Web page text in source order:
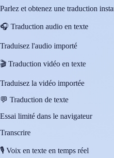
Parlez et obtenez une traduction
🎧 Traduction audio en texte
Traduisez l'audio importé
🎬 Traduction vidéo en texte
Traduisez la vidéo importée
💬 Traduction de texte
Essai limité dans le navigateur
Transcrire
🎙️ Voix en texte en temps réel